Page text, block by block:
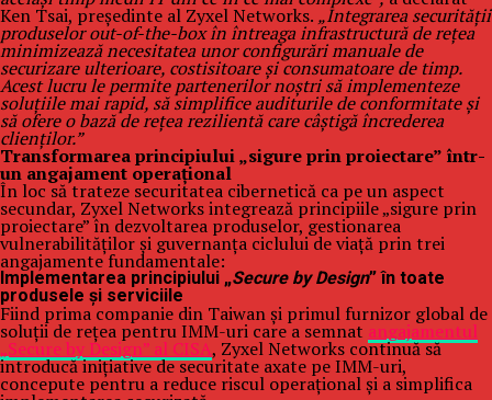
Ken Tsai, președinte al Zyxel Networks. „Integrarea securității
produselor out-of-the-box în întreaga infrastructură de rețea
minimizează necesitatea unor configurări manuale de
securizare ulterioare, costisitoare și consumatoare de timp.
Acest lucru le permite partenerilor noștri să implementeze
soluțiile mai rapid, să simplifice auditurile de conformitate și
să ofere o bază de rețea rezilientă care câștigă încrederea
clienților.”
Transformarea principiului „sigure prin proiectare” într-
un angajament operațional
În loc să trateze securitatea cibernetică ca pe un aspect
secundar, Zyxel Networks integrează principiile „sigure prin
proiectare” în dezvoltarea produselor, gestionarea
vulnerabilităților și guvernanța ciclului de viață prin trei
angajamente fundamentale:
Implementarea principiului „Secure by Design” în toate
produsele și serviciile
Fiind prima companie din Taiwan și primul furnizor global de
soluții de rețea pentru IMM-uri care a semnat angajamentul
„Secure by Design” al CISA, Zyxel Networks continuă să
introducă inițiative de securitate axate pe IMM-uri,
concepute pentru a reduce riscul operațional și a simplifica